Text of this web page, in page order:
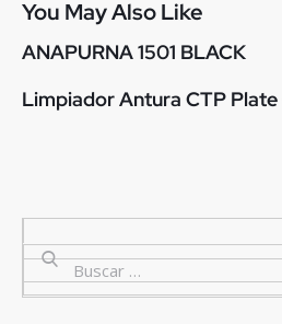
You May Also Like
ANAPURNA 1501 BLACK
Limpiador Antura CTP Plate